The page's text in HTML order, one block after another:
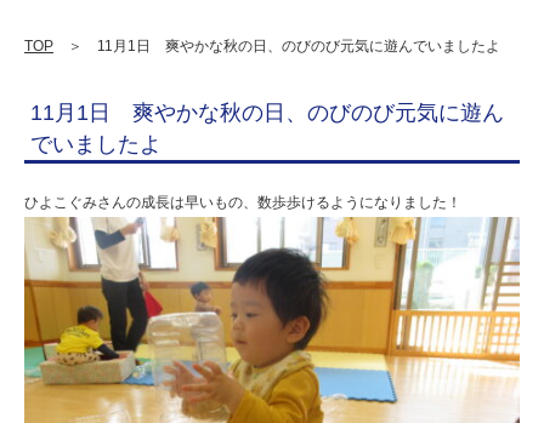
び
元
気
に
遊
ん
で
い
ま
し
TOP ＞ 11月1日 爽やかな秋の日、のびのび元気に遊んでいましたよ
11月1日 爽やかな秋の日、のびのび元気に遊ん
でいましたよ
ひよこぐみさんの成長は早いもの、数歩歩けるようになりました！